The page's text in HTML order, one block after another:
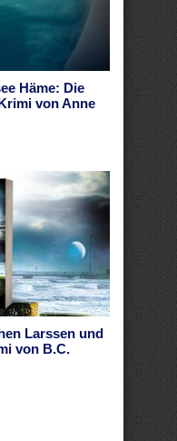
Häme: Die
von Anne
Larssen und
von B.C.